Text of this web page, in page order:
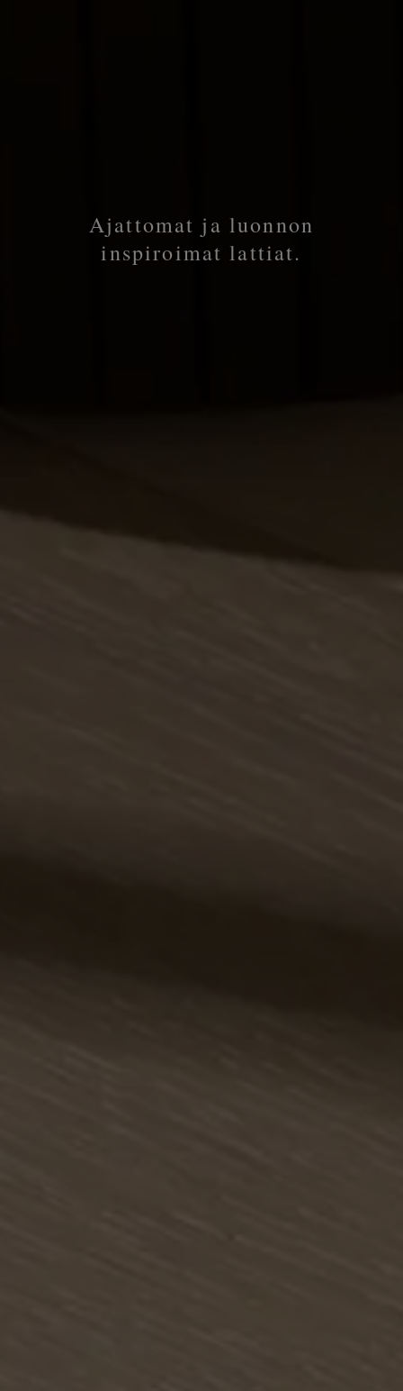
Ajattomat ja luonnon
inspiroimat lattiat.